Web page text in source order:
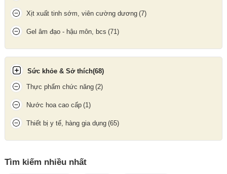
Gel bôi trơn tinh trùng dùng cho cả âm đạo và cửa sau
Cách bảo quản
Bảo quản nơi khô ráo, tránh ánh nắng trực tiếp và nhiệt độ cao.
Xịt xuất tinh sớm, viên cường dương (7)
Gel âm đạo - hậu môn, bcs (71)
Sức khỏe & Sở thích(68)
Thực phẩm chức năng (2)
Nước hoa cao cấp (1)
Thiết bị y tế, hàng gia dụng (65)
Tìm kiếm nhiều nhất